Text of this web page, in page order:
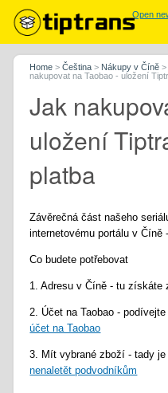
Open
Home > Čeština > Nákupy v Číně >
nakupovat na Taobao - uložení
Jak
uložení
platba
Závěrečná část našeho
internetovému portálu v Číně
Co budete potřebovat
1. Adresu v Číně - tu získáte
2. Účet na Taobao -
účet na Taobao
3. Mít vybrané zboží - tady
nenaletět podvodníkům